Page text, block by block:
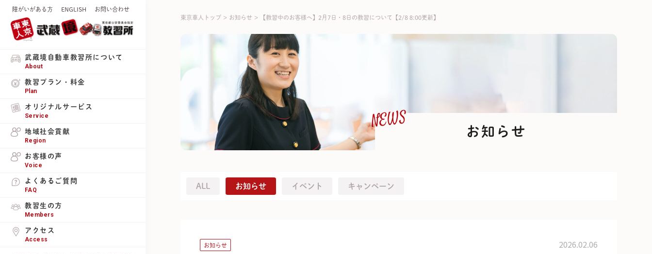
障がいがある方 ENGLISH お問い合わせ
武蔵境自動車教習所について
About
教習プラン・料金
Plan
オリジナルサービス
Service
地域社会貢献
Region
お客様の声
Voice
よくあるご質問
FAQ
教習生の方
Members
アクセス
Access
東京車人トップ > お知らせ > 【教習中のお客様へ】2月7日・8日の教習について【2/8 8:00更新】
NEWS お知らせ
ALL お知らせ イベント キャンペーン
お知らせ 2026.02.06